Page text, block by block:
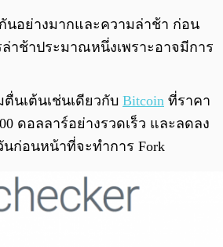
นอย่างมากและความล่าช้า ก่อน
ล่าช้าประมาณหนึ่งเพราะอาจมีการ
นเต้นเช่นเดียวกับ Bitcoin ที่ราคา
ดอลลาร์อย่างรวดเร็ว และลดลง
นก่อนหน้าที่จะทำการ Fork